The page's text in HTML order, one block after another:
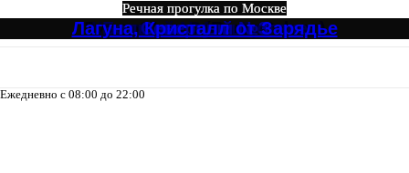
Ежедневно с 08:00 до 22:00
Речная прогулка по Москве
Ривер Палас (River Palace)
Речная прогулка по Москве
Огни Столицы
Речная прогулка по Москве
Круговой №4 от Зарядье
Речная прогулка по Москве
Большое путешествие
Речная прогулка по Москве
Северный №3
Речная прогулка по Москве
Лагуна, Кристалл от Зарядье